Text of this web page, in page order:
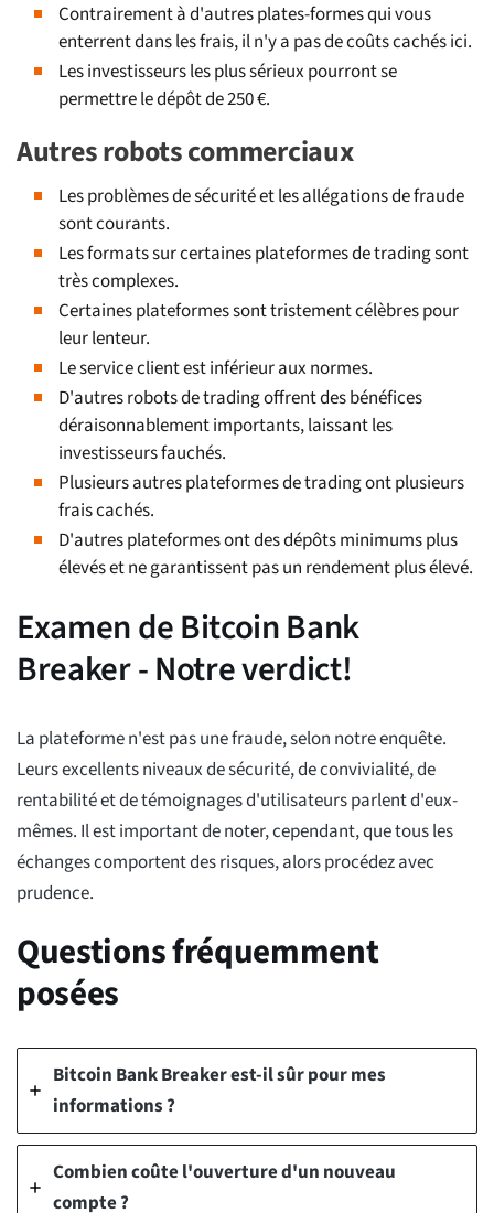
Contrairement à d'autres plates-formes qui vous
enterrent dans les frais, il n'y a pas de coûts cachés ici.
Les investisseurs les plus sérieux pourront se
permettre le dépôt de 250 €.
Autres robots commerciaux
Les problèmes de sécurité et les allégations de fraude
sont courants.
Les formats sur certaines plateformes de trading sont
très complexes.
Certaines plateformes sont tristement célèbres pour
leur lenteur.
Le service client est inférieur aux normes.
D'autres robots de trading offrent des bénéfices
déraisonnablement importants, laissant les
investisseurs fauchés.
Plusieurs autres plateformes de trading ont plusieurs
frais cachés.
D'autres plateformes ont des dépôts minimums plus
élevés et ne garantissent pas un rendement plus élevé.
Examen de Bitcoin Bank
Breaker - Notre verdict!
La plateforme n'est pas une fraude, selon notre enquête.
Leurs excellents niveaux de sécurité, de convivialité, de
rentabilité et de témoignages d'utilisateurs parlent d'eux-
mêmes. Il est important de noter, cependant, que tous les
échanges comportent des risques, alors procédez avec
prudence.
Questions fréquemment
posées
Bitcoin Bank Breaker est-il sûr pour mes
informations ?
Combien coûte l'ouverture d'un nouveau
compte ?